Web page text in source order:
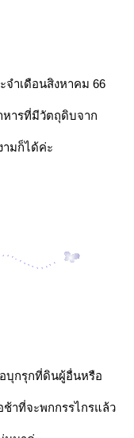
จำเดือนสิงหาคม 66
หารที่มีวัตถุดิบจาก
มก็ได้ค่ะ
บุกรุกที่ดินผู้อื่นหรือ
าที่จะพกกรรไกรแล้ว